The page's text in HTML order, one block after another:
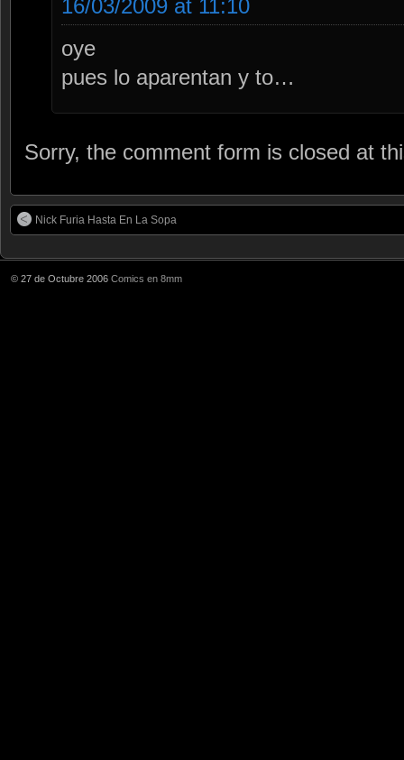
16/03/2009 at 11:10
oye
pues lo aparentan y to…
Sorry, the comment form is closed at
Nick Furia Hasta En La Sopa
© 27 de Octubre 2006 Comics en 8mm